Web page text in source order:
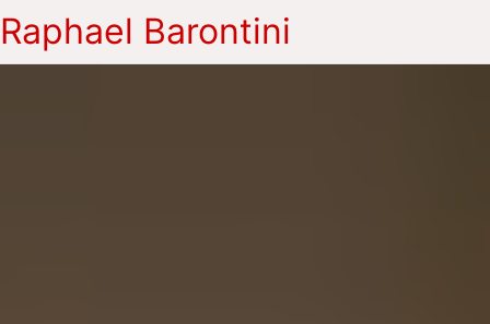
Raphael Barontini